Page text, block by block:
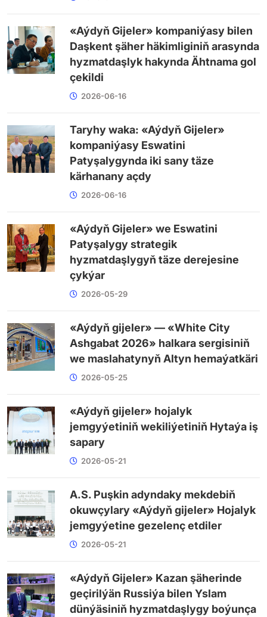
«Aýdyň Gijeler» kompaniýasy bilen
Daşkent şäher häkimliginiň arasynda
hyzmatdaşlyk hakynda Ähtnama gol
çekildi
2026-06-16
Taryhy waka: «Aýdyň Gijeler»
kompaniýasy Eswatini
Patyşalygynda iki sany täze
kärhanany açdy
2026-06-16
«Aýdyň Gijeler» we Eswatini
Patyşalygy strategik
hyzmatdaşlygyň täze derejesine
çykýar
2026-05-29
«Aýdyň gijeler» — «White City
Ashgabat 2026» halkara sergisiniň
we maslahatynyň Altyn hemaýatkäri
2026-05-25
«Aýdyň gijeler» hojalyk
jemgyýetiniň wekiliýetiniň Hytaýa iş
sapary
2026-05-21
A.S. Puşkin adyndaky mekdebiň
okuwçylary «Aýdyň gijeler» Hojalyk
jemgyýetine gezelenç etdiler
2026-05-21
«Aýdyň Gijeler» Kazan şäherinde
geçirilýän Russiýa bilen Yslam
dünýäsiniň hyzmatdaşlygy boýunça